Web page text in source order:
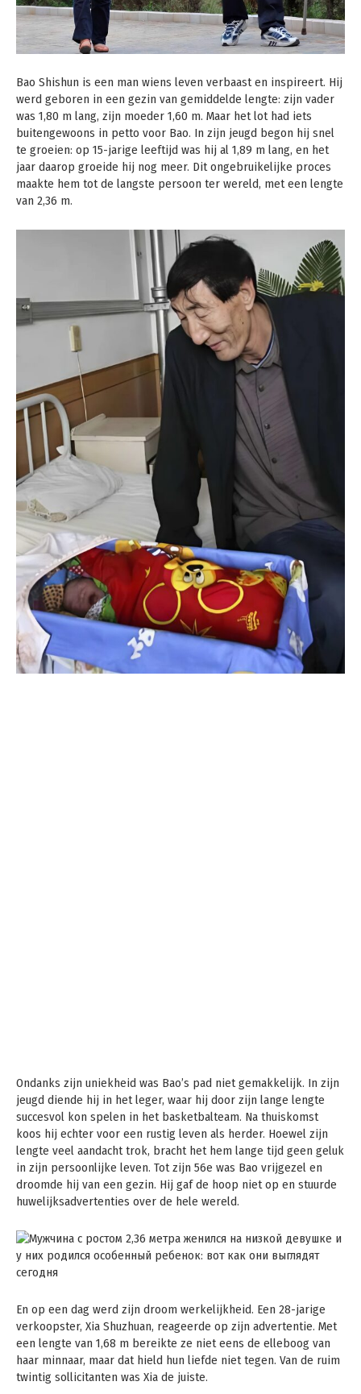
Bao Shishun is een man wiens leven verbaast en inspireert. Hij
werd geboren in een gezin van gemiddelde lengte: zijn vader
was 1,80 m lang, zijn moeder 1,60 m. Maar het lot had iets
buitengewoons in petto voor Bao. In zijn jeugd begon hij snel
te groeien: op 15-jarige leeftijd was hij al 1,89 m lang, en het
jaar daarop groeide hij nog meer. Dit ongebruikelijke proces
maakte hem tot de langste persoon ter wereld, met een lengte
van 2,36 m.
Ondanks zijn uniekheid was Bao’s pad niet gemakkelijk. In zijn
jeugd diende hij in het leger, waar hij door zijn lange lengte
succesvol kon spelen in het basketbalteam. Na thuiskomst
koos hij echter voor een rustig leven als herder. Hoewel zijn
lengte veel aandacht trok, bracht het hem lange tijd geen geluk
in zijn persoonlijke leven. Tot zijn 56e was Bao vrijgezel en
droomde hij van een gezin. Hij gaf de hoop niet op en stuurde
huwelijksadvertenties over de hele wereld.
En op een dag werd zijn droom werkelijkheid. Een 28-jarige
verkoopster, Xia Shuzhuan, reageerde op zijn advertentie. Met
een lengte van 1,68 m bereikte ze niet eens de elleboog van
haar minnaar, maar dat hield hun liefde niet tegen. Van de ruim
twintig sollicitanten was Xia de juiste.